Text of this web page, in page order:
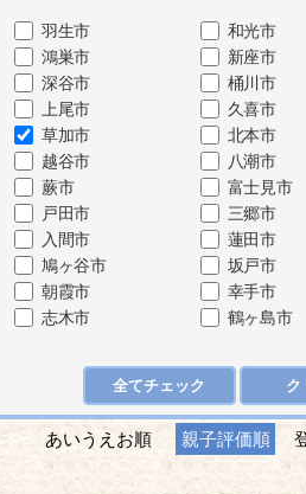
羽生市
鴻巣市
深谷市
上尾市
草加市
越谷市
蕨市
戸田市
入間市
鳩ヶ谷市
朝霞市
志木市
和光市
新座市
桶川市
久喜市
北本市
八潮市
富士見市
三郷市
蓮田市
坂戸市
幸手市
鶴ヶ島市
全てチェック
あいうえお順 親子評価順